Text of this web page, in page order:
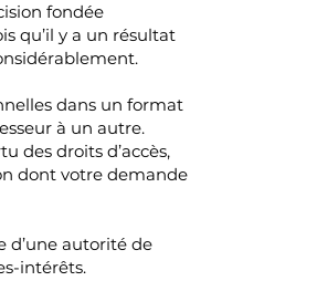
fondée
qu’il y a un résultat
dans un format
à un autre.
des droits d’accès,
dont votre demande
d’une autorité de
intérêts.